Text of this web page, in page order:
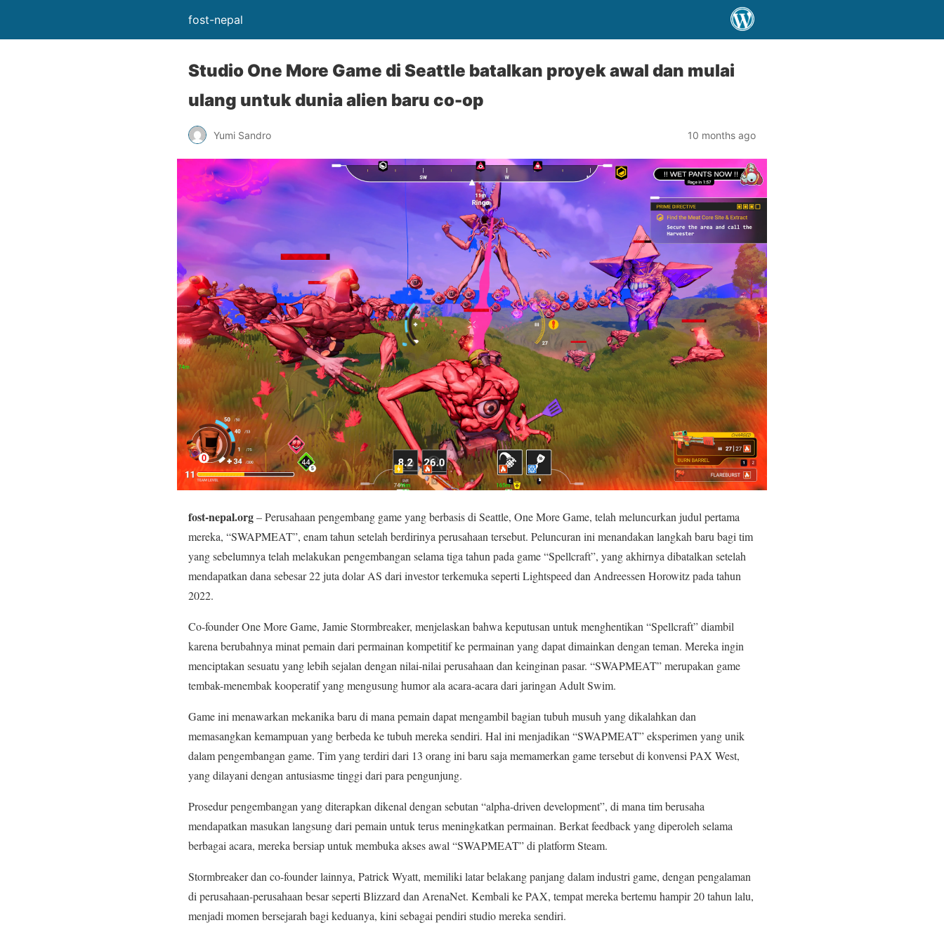
fost-nepal
Studio One More Game di Seattle batalkan proyek awal dan mulai
ulang untuk dunia alien baru co-op
Yumi Sandro 10 months ago
fost-nepal.org– Perusahaan pengembang game yang berbasis di Seattle, One More Game, telah meluncurkan judul pertama
mereka, “SWAPMEAT”, enam tahun setelah berdirinya perusahaan tersebut. Peluncuran ini menandakan langkah baru bagi tim
yang sebelumnya telah melakukan pengembangan selama tiga tahun pada game “Spellcraft”, yang akhirnya dibatalkan setelah
mendapatkan dana sebesar 22 juta dolar AS dari investor terkemuka seperti Lightspeed dan Andreessen Horowitz pada tahun
2022.
Co-founder One More Game, Jamie Stormbreaker, menjelaskan bahwa keputusan untuk menghentikan “Spellcraft” diambil
karena berubahnya minat pemain dari permainan kompetitif ke permainan yang dapat dimainkan dengan teman. Mereka ingin
menciptakan sesuatu yang lebih sejalan dengan nilai-nilai perusahaan dan keinginan pasar. “SWAPMEAT” merupakan game
tembak-menembak kooperatif yang mengusung humor ala acara-acara dari jaringan Adult Swim.
Game ini menawarkan mekanika baru di mana pemain dapat mengambil bagian tubuh musuh yang dikalahkan dan
memasangkan kemampuan yang berbeda ke tubuh mereka sendiri. Hal ini menjadikan “SWAPMEAT” eksperimen yang unik
dalam pengembangan game. Tim yang terdiri dari 13 orang ini baru saja memamerkan game tersebut di konvensi PAX West,
yang dilayani dengan antusiasme tinggi dari para pengunjung.
Prosedur pengembangan yang diterapkan dikenal dengan sebutan “alpha-driven development”, di mana tim berusaha
mendapatkan masukan langsung dari pemain untuk terus meningkatkan permainan. Berkat feedback yang diperoleh selama
berbagai acara, mereka bersiap untuk membuka akses awal “SWAPMEAT” di platform Steam.
Stormbreaker dan co-founder lainnya, Patrick Wyatt, memiliki latar belakang panjang dalam industri game, dengan pengalaman
di perusahaan-perusahaan besar seperti Blizzard dan ArenaNet. Kembali ke PAX, tempat mereka bertemu hampir 20 tahun lalu,
menjadi momen bersejarah bagi keduanya, kini sebagai pendiri studio mereka sendiri.